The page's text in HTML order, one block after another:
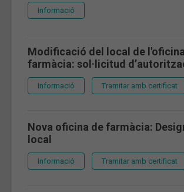
Informació
Modificació del local de
farmàcia: sol·licitud
Informació Tramitar amb certificat
Nova oficina de farmàcia:
local
Informació Tramitar amb certificat